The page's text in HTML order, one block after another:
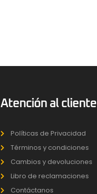
Atención al cliente
Políticas de Privacidad
Términos y condiciones
Cambios y devoluciones
Libro de reclamaciones
Contáctanos